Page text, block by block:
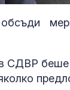
СДВР беше